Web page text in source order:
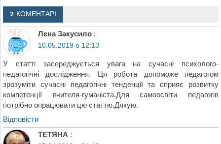
2 КОМЕНТАРІ
Лєна Закусило :
10.05.2019 о 12:13
У статті засереджується увага на сучасні психолого-
педагогічні дослідження. Ця робота допоможе педагогом
зрозуміти сучасні педагогічні тенденції та сприяє розвитку
компетенції вчителя-гуманіста.Для самоосвіти педагогів
потрібно опрацювати цю статтю.Дякую.
Відповіcти
ТЕТЯНА :